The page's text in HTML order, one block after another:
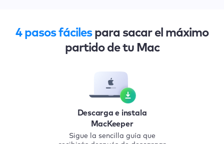
4 pasos fácilespara sacar el máximo
partido de tu Mac
Descarga e instala
MacKeeper
Sigue la sencilla guía que